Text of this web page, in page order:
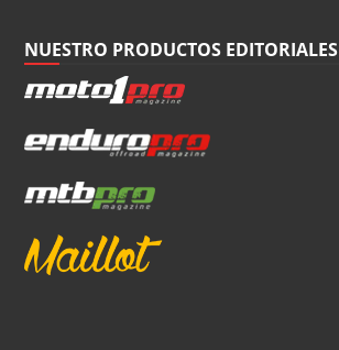
NUESTRO PRODUCTOS EDITORIALES